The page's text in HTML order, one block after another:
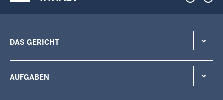
DAS GERICHT
AUFGABEN